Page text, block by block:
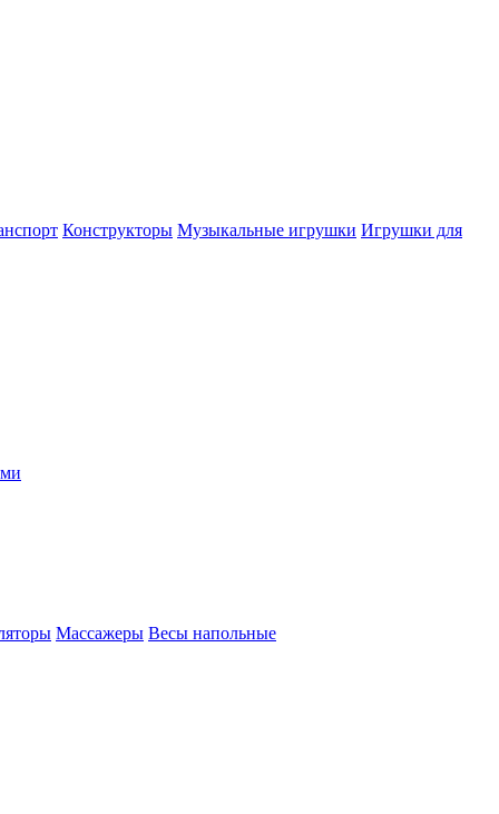
Конструкторы Музыкальные игрушки Игрушки для
Массажеры Весы напольные